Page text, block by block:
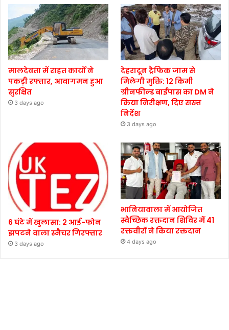
मालदेवता में राहत कार्यों ने
पकड़ी रफ्तार, आवागमन हुआ
सुरक्षित
3 days ago
देहरादून ट्रैफिक जाम से
मिलेगी मुक्ति: 12 किमी
ग्रीनफील्ड बाईपास का DM ने
किया निरीक्षण, दिए सख्त
निर्देश
3 days ago
6 घंटे में खुलासा: 2 आई-फोन
झपटने वाला स्नैचर गिरफ्तार
3 days ago
भानियावाला में आयोजित
स्वैच्छिक रक्तदान शिविर में 41
रक्तवीरों ने किया रक्तदान
4 days ago